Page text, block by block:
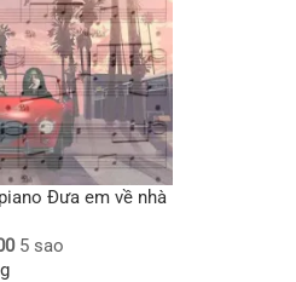
Đưa em về nhà
5 sao